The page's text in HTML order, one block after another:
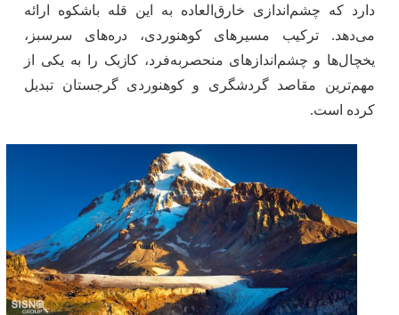
دارد که چشم‌اندازی خارق‌العاده به این قله باشکوه ارائه
می‌دهد. ترکیب مسیرهای کوهنوردی، دره‌های سرسبز،
یخچال‌ها و چشم‌اندازهای منحصربه‌فرد، کازبک را به یکی از
مهم‌ترین مقاصد گردشگری و کوهنوردی گرجستان تبدیل
کرده است.